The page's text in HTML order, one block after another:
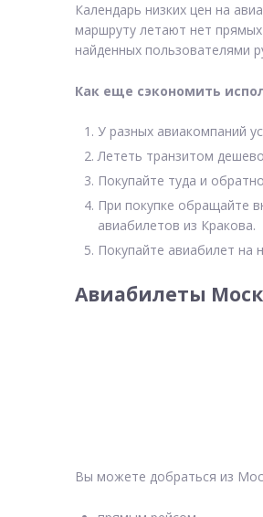
Календарь низких цен на
маршруту летают нет
найденных пользователями
Как еще сэкономить
У разных авиакомпаний
Лететь транзитом
Покупайте туда и
При покупке обращайте
авиабилетов из Кракова.
Покупайте авиабилет на
Авиабилеты
Вы можете добраться из